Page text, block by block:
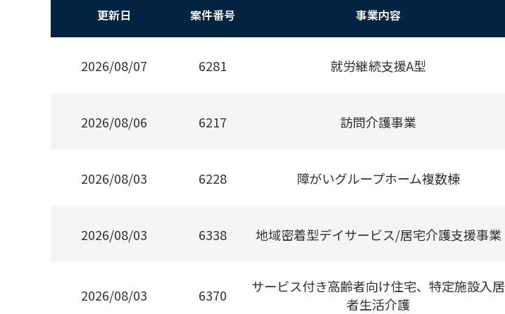
更新日 案件番号 事業内容
2026/08/07 6281 就労継続支援A型
2026/08/06 6217 訪問介護事業
2026/08/03 6228 障がいグループホーム複数棟
2026/08/03 6338 地域密着型デイサービス/居宅介護支援事業
2026/08/03 6370
サービス付き高齢者向け住宅、特定施設入居
者生活介護